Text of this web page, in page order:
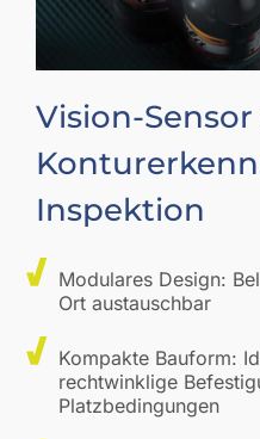
Vision-
Inspektion
Modulares Design:
Ort austauschbar
Kompakte Bauform:
rechtwinklige
Platzbedingungen